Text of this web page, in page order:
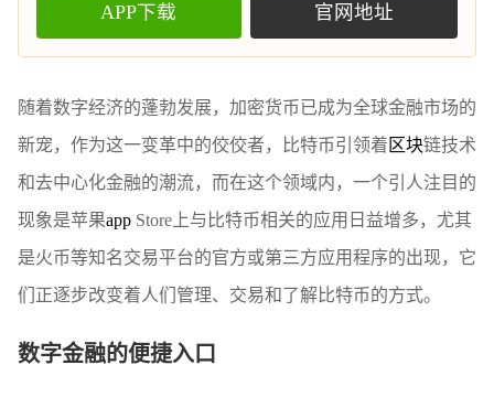
APP下载 官网地址
随着数字经济的蓬勃发展，加密货币已成为全球金融市场的
新宠，作为这一变革中的佼佼者，比特币引领着 区块链技术
和去中心化金融的潮流，而在这个领域内，一个引人注目的
现象是苹果app Store上与比特币相关的应用日益增多，尤其
是火币等知名交易平台的官方或第三方应用程序的出现，它
们正逐步改变着人们管理、交易和了解比特币的方式。
数字金融的便捷入口